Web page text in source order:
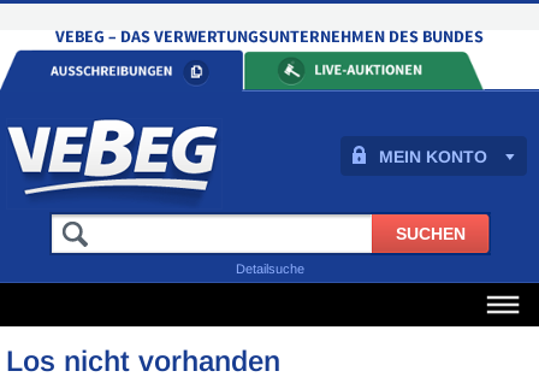
MEIN KONTO
Detailsuche
Los nicht vorhanden